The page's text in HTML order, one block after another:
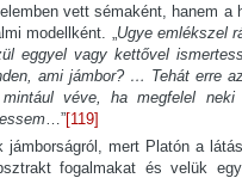
vett sémaként, hanem a
modellként. „ Ugye emlékszel
eggyel vagy kettővel
ami jámbor? … Tehát erre
véve, ha megfelel
…”[119]
jámborságról, mert Platón a
fogalmakat és velük